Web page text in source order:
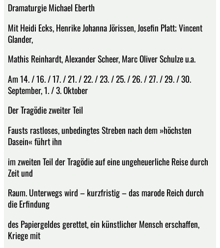
Dramaturgie Michael Eberth
Mit Heidi Ecks, Henrike Johanna Jörissen, Josefin Platt; Vincent
Glander,
Mathis Reinhardt, Alexander Scheer, Marc Oliver Schulze u.a.
Am 14. / 16. / 17. / 21. / 22. / 23. / 25. / 26. / 27. / 29. / 30.
September, 1. / 3. Oktober
Der Tragödie zweiter Teil
Fausts rastloses, unbedingtes Streben nach dem »höchsten
Dasein« führt ihn
im zweiten Teil der Tragödie auf eine ungeheuerliche Reise durch
Zeit und
Raum. Unterwegs wird – kurzfristig – das marode Reich durch
die Erfindung
des Papiergeldes gerettet, ein künstlicher Mensch erschaffen,
Kriege mit